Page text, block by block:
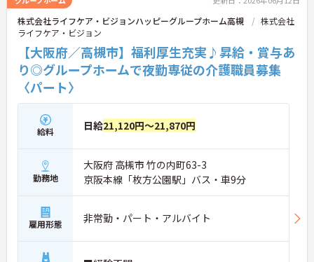
ます。
株式会社ライフケア・ビジョンハッピーグループホーム高槻
株式会社
ライフケア・ビジョン
【大阪府／高槻市】福利厚生充実♪昇給・賞与あ
り◎グループホームで夜勤専従の介護職員募集
〈パート〉
給料 日給21,120円～21,870円
勤務地
大阪府 高槻市 竹の内町63-3
京阪本線「枚方公園駅」バス・車9分
雇用形態 非常勤・パート・アルバイト